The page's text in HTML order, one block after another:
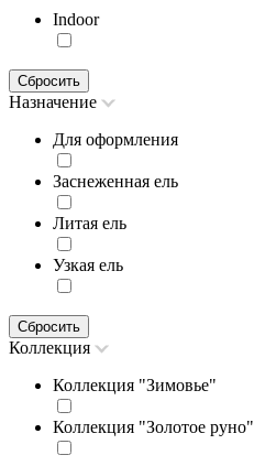
Indoor
Сбросить
Назначение
Для оформления
Заснеженная ель
Литая ель
Узкая ель
Сбросить
Коллекция
Коллекция "Зимовье"
Коллекция "Золотое руно"